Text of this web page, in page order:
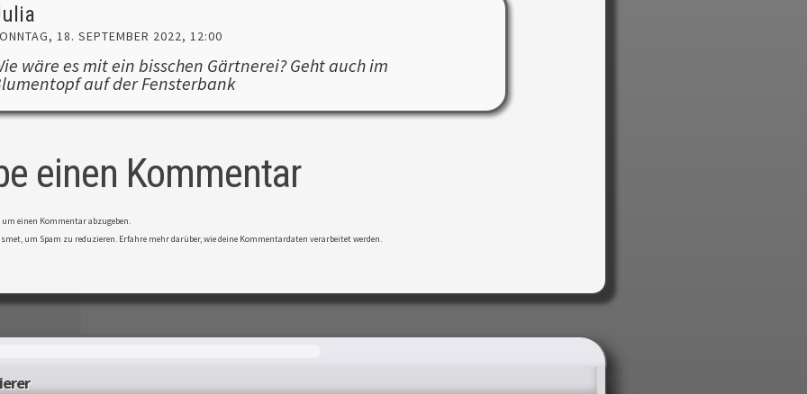
18. SEPTEMBER 2022, 12:00
wäre es mit ein bisschen Gärtnerei? Geht auch im
auf der Fensterbank
einen Kommentar
um einen Kommentar abzugeben.
um Spam zu reduzieren. Erfahre mehr darüber, wie deine Kommentardaten verarbeitet werden.